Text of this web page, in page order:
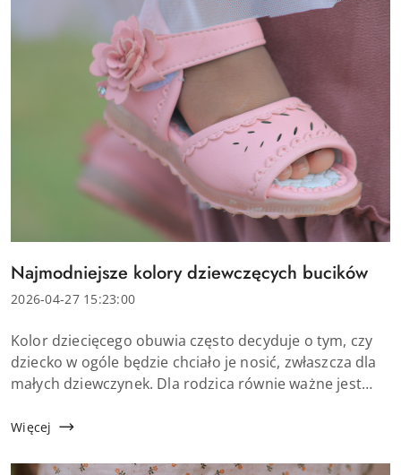
Tytuł
artykułu:
Najmodniejsze kolory dziewczęcych bucików
Data
2026-04-27 15:23:00
Treść
artykułu:
Kolor dziecięcego obuwia często decyduje o tym, czy
dziecko w ogóle będzie chciało je nosić, zwłaszcza dla
małych dziewczynek. Dla rodzica równie ważne jest
praktyczne i łatwe do zestawienia z...
Więcej